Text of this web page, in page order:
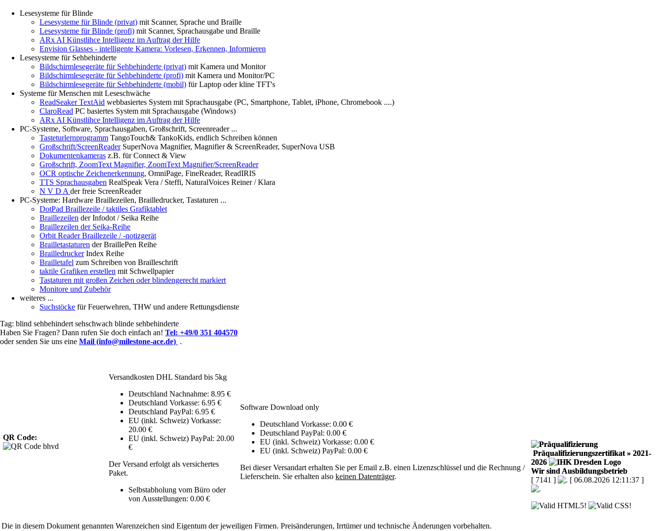
Lesesysteme für Blinde
Lesesysteme für Blinde (privat) mit Scanner, Sprache und Braille
Lesesysteme für Blinde (profi) mit Scanner, Sprachausgabe und Braille
ARx AI Künstlihce Intelligenz im Auftrag der Hilfe
Envision Glasses - intelligente Kamera: Vorlesen, Erkennen, Informieren
Lesesysteme für Sehbehinderte
Bildschirmlesegeräte für Sehbehinderte (privat) mit Kamera und Monitor
Bildschirmlesegeräte für Sehbehinderte (profi) mit Kamera und Monitor/PC
Bildschirmlesegeräte für Sehbehinderte (mobil) für Laptop oder kline TFT's
Systeme für Menschen mit Leseschwäche
ReadSeaker TextAid webbasiertes System mit Sprachausgabe (PC, Smartphone, Tablet, iPhone, Chromebook ....)
ClaroRead PC basiertes System mit Sprachausgabe (Windows)
ARx AI Künstlihce Intelligenz im Auftrag der Hilfe
PC-Systeme, Software, Sprachausgaben, Großschrift, Screenreader ...
Tasteturlernprogramm TangoTouch& TankoKids, endlich Schreiben können
Großschrift/ScreenReaderSuperNova Magnifier, Magnifier & ScreenReader, SuperNova USB
Dokumentenkameras z.B. für Connect & View
Großschrift, ZoomText Magnifier, ZoomText Magnifier/ScreenReader
OCR optische Zeichenerkennung, OmniPage, FineReader, ReadIRIS
TTS Sprachausgaben RealSpeak Vera / Steffi, NaturalVoices Reiner / Klara
N V D A der freie ScreenReader
PC-Systeme: Hardware Braillezeilen, Brailledrucker, Tastaturen ...
DotPad Braillezeile / taktiles Grafiktablet
Braillezeilen der Infodot / Seika Reihe
Braillezeilen der Seika-Reihe
Orbit Reader Braillezeile / -notizgerät
Brailletastaturen der BraillePen Reihe
BrailledruckerIndex Reihe
Brailletafel zum Schreiben von Brailleschrift
taktile Grafiken erstellen mit Schwellpapier
Tastaturen mit großen Zeichen oder blindengerecht markiert
Monitore und Zubehör
weiteres ...
Suchstöcke für Feuerwehren, THW und andere Rettungsdienste
Tag: blind sehbehindert sehschwach blinde sehbehinderte
Haben Sie Fragen? Dann rufen Sie doch einfach an! Tel: +49/0 351 404570
oder senden Sie uns eine Mail (info@milestone-ace.de) .
QR Code:
Versandkosten DHL Standard bis 5kg
Deutschland Nachnahme: 8.95 €
Deutschland Vorkasse: 6.95 €
Deutschland PayPal: 6.95 €
EU (inkl. Schweiz) Vorkasse:
20.00 €
EU (inkl. Schweiz) PayPal: 20.00
€
Der Versand erfolgt als versichertes
Paket.
Selbstabholung vom Büro oder
von Ausstellungen: 0.00 €
Software Download only
Deutschland Vorkasse: 0.00 €
Deutschland PayPal: 0.00 €
EU (inkl. Schweiz) Vorkasse: 0.00 €
EU (inkl. Schweiz) PayPal: 0.00 €
Bei dieser Versandart erhalten Sie per Email z.B. einen Lizenzschlüssel und die Rechnung /
Lieferschein. Sie erhalten also keinen Datenträger.
Die in diesem Dokument genannten Warenzeichen sind Eigentum der jeweiligen Firmen. Preisänderungen, Irrtümer und technische Änderungen vorbehalten.
Präqualifizierungszertifikat » 2021-
2026
Wir sind Ausbildungsbetrieb
[ 7141 ]
[ 06.08.2026 12:11:37 ]